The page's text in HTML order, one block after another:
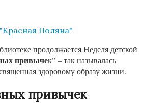
Поляна"
продолжается Неделя детской
привычек” – так называлась
здоровому образу жизни.
привычек